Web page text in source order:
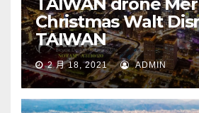
Christmas Walt
TAIWAN
2 月 18, 2021 ADMIN